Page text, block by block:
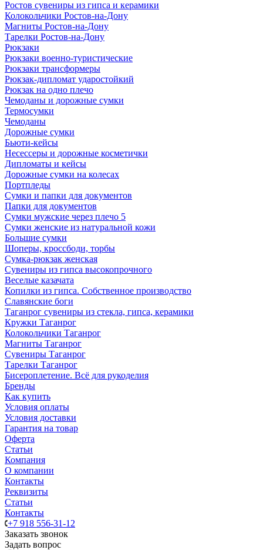
Ростов сувениры из гипса и керамики
Колокольчики Ростов-на-Дону
Магниты Ростов-на-Дону
Тарелки Ростов-на-Дону
Рюкзаки
Рюкзаки военно-туристические
Рюкзаки трансформеры
Рюкзак-дипломат ударостойкий
Рюкзак на одно плечо
Чемоданы и дорожные сумки
Термосумки
Чемоданы
Дорожные сумки
Бьюти-кейсы
Несессеры и дорожные косметички
Дипломаты и кейсы
Дорожные сумки на колесах
Портпледы
Сумки и папки для документов
Папки для документов
Сумки мужские через плечо 5
Сумки женские из натуральной кожи
Большие сумки
Шоперы, кроссбоди, торбы
Сумка-рюкзак женская
Сувениры из гипса высокопрочного
Веселые казачата
Копилки из гипса. Собственное производство
Славянские боги
Таганрог сувениры из стекла, гипса, керамики
Кружки Таганрог
Колокольчики Таганрог
Магниты Таганрог
Сувениры Таганрог
Тарелки Таганрог
Бисероплетение. Всё для рукоделия
Бренды
Как купить
Условия оплаты
Условия доставки
Гарантия на товар
Оферта
Статьи
Компания
О компании
Контакты
Реквизиты
Статьи
Контакты
+7 918 556-31-12
Заказать звонок
Задать вопрос